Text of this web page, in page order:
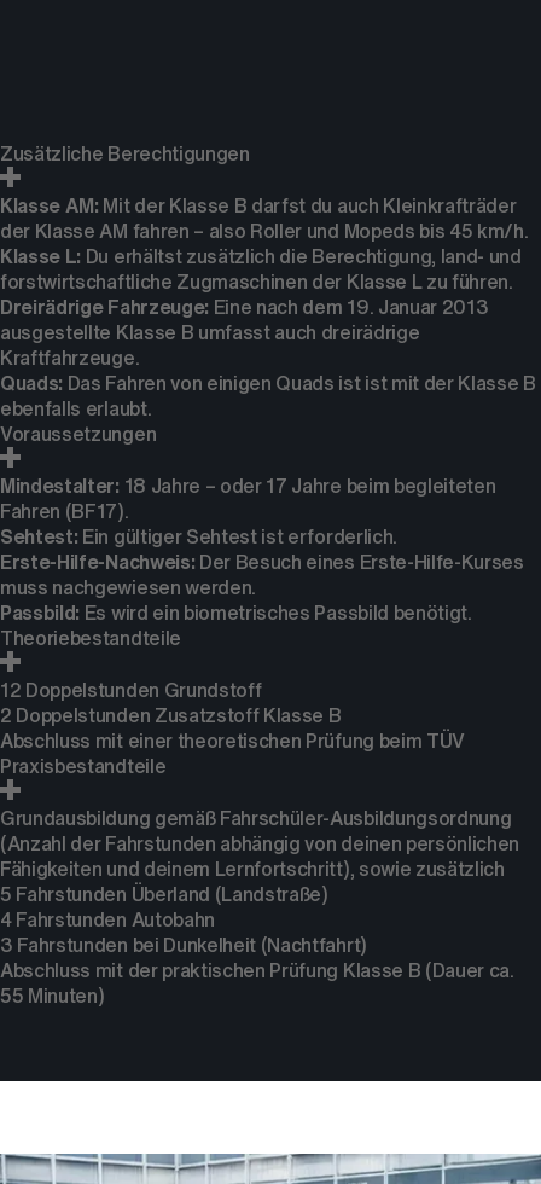
Zusätzliche Berechtigungen
Klasse AM: Mit der Klasse B darfst du auch Kleinkrafträder
der Klasse AM fahren – also Roller und Mopeds bis 45 km/h.
Klasse L: Du erhältst zusätzlich die Berechtigung, land- und
forstwirtschaftliche Zugmaschinen der Klasse L zu führen.
Dreirädrige Fahrzeuge: Eine nach dem 19. Januar 2013
ausgestellte Klasse B umfasst auch dreirädrige
Kraftfahrzeuge.
Quads: Das Fahren von einigen Quads ist ist mit der Klasse B
ebenfalls erlaubt.
Voraussetzungen
Mindestalter: 18 Jahre – oder 17 Jahre beim begleiteten
Fahren (BF17).
Sehtest: Ein gültiger Sehtest ist erforderlich.
Erste-Hilfe-Nachweis: Der Besuch eines Erste-Hilfe-Kurses
muss nachgewiesen werden.
Passbild: Es wird ein biometrisches Passbild benötigt.
Theoriebestandteile
12 Doppelstunden Grundstoff
2 Doppelstunden Zusatzstoff Klasse B
Abschluss mit einer theoretischen Prüfung beim TÜV
Praxisbestandteile
Grundausbildung gemäß Fahrschüler-Ausbildungsordnung
(Anzahl der Fahrstunden abhängig von deinen persönlichen
Fähigkeiten und deinem Lernfortschritt), sowie zusätzlich
5 Fahrstunden Überland (Landstraße)
4 Fahrstunden Autobahn
3 Fahrstunden bei Dunkelheit (Nachtfahrt)
Abschluss mit der praktischen Prüfung Klasse B (Dauer ca.
55 Minuten)